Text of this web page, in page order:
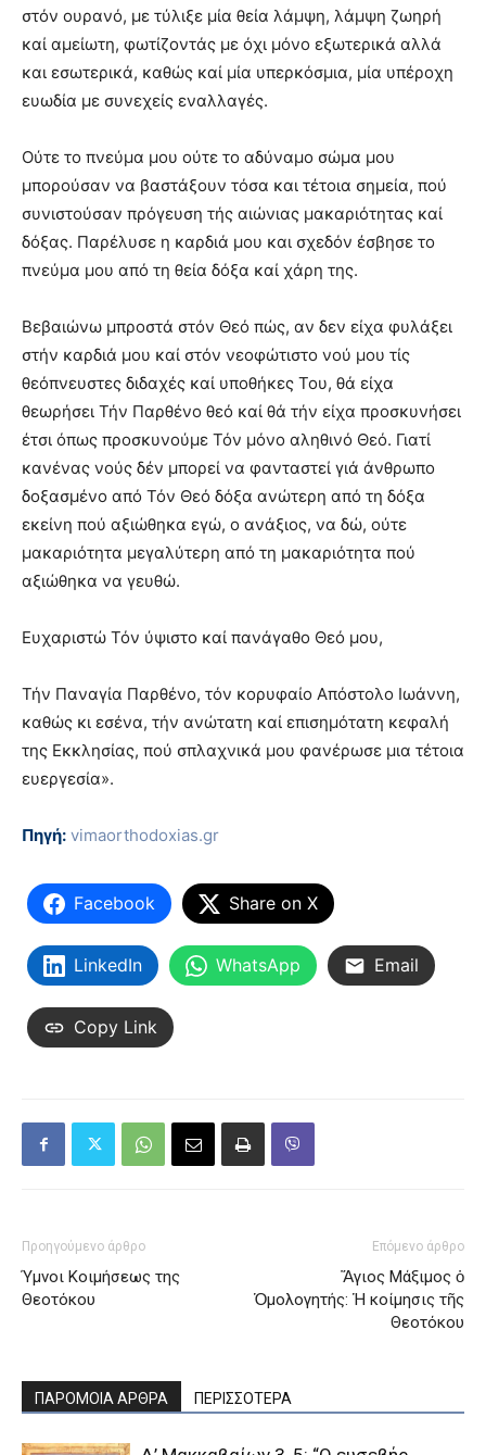
στόν ουρανό, με τύλιξε μία θεία λάμψη, λάμψη ζωηρή
καί αμείωτη, φωτίζοντάς με όχι μόνο εξωτερικά αλλά
και εσωτερικά, καθώς καί μία υπερκόσμια, μία υπέροχη
ευωδία με συνεχείς εναλλαγές.
Ούτε το πνεύμα μου ούτε το αδύναμο σώμα μου
μπορούσαν να βαστάξουν τόσα και τέτοια σημεία, πού
συνιστούσαν πρόγευση τής αιώνιας μακαριότητας καί
δόξας. Παρέλυσε η καρδιά μου και σχεδόν έσβησε το
πνεύμα μου από τη θεία δόξα καί χάρη της.
Βεβαιώνω μπροστά στόν Θεό πώς, αν δεν είχα φυλάξει
στήν καρδιά μου καί στόν νεοφώτιστο νού μου τίς
θεόπνευστες διδαχές καί υποθήκες Του, θά είχα
θεωρήσει Τήν Παρθένο θεό καί θά τήν είχα προσκυνήσει
έτσι όπως προσκυνούμε Τόν μόνο αληθινό Θεό. Γιατί
κανένας νούς δέν μπορεί να φανταστεί γιά άνθρωπο
δοξασμένο από Τόν Θεό δόξα ανώτερη από τη δόξα
εκείνη πού αξιώθηκα εγώ, ο ανάξιος, να δώ, ούτε
μακαριότητα μεγαλύτερη από τη μακαριότητα πού
αξιώθηκα να γευθώ.
Ευχαριστώ Τόν ύψιστο καί πανάγαθο Θεό μου,
Τήν Παναγία Παρθένο, τόν κορυφαίο Απόστολο Ιωάννη,
καθώς κι εσένα, τήν ανώτατη καί επισημότατη κεφαλή
της Εκκλησίας, πού σπλαχνικά μου φανέρωσε μια τέτοια
ευεργεσία».
Πηγή: vimaorthodoxias.gr
Facebook Share on X
LinkedIn WhatsApp Email
Copy Link
Προηγούμενο άρθρο
Ύμνοι Κοιμήσεως της
Θεοτόκου
Επόμενο άρθρο
Ἅγιος Μάξιμος ὁ
Ὁμολογητής: Ἡ κοίμησις τῆς
Θεοτόκου
ΠΑΡΟΜΟΙΑ ΑΡΘΡΑ ΠΕΡΙΣΣΟΤΕΡΑ